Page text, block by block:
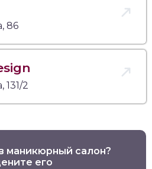
86
131/2
маникюрный салон?
его